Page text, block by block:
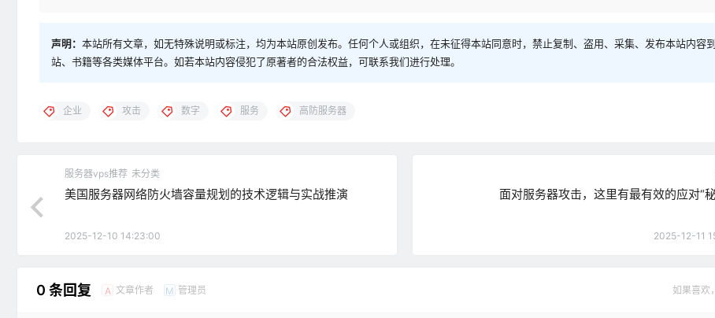
声明： 本站所有文章，如无特殊说明或标注，均为本站原创发布。任何个人或组织，在未征得本站同意时，禁止复制、盗用、采集、发布本站内容
站、书籍等各类媒体平台。如若本站内容侵犯了原著者的合法权益，可联系我们进行处理。
企业 攻击 数字 服务 高防服务器
服务器vps推荐 未分类
美国服务器网络防火墙容量规划的技术逻辑与实战推演
2025-12-10 14:23:00
面对服务器攻击，这里有最有效的应对“秘
2025-12-11
0 条回复 A 文章作者 M 管理员 如果喜欢